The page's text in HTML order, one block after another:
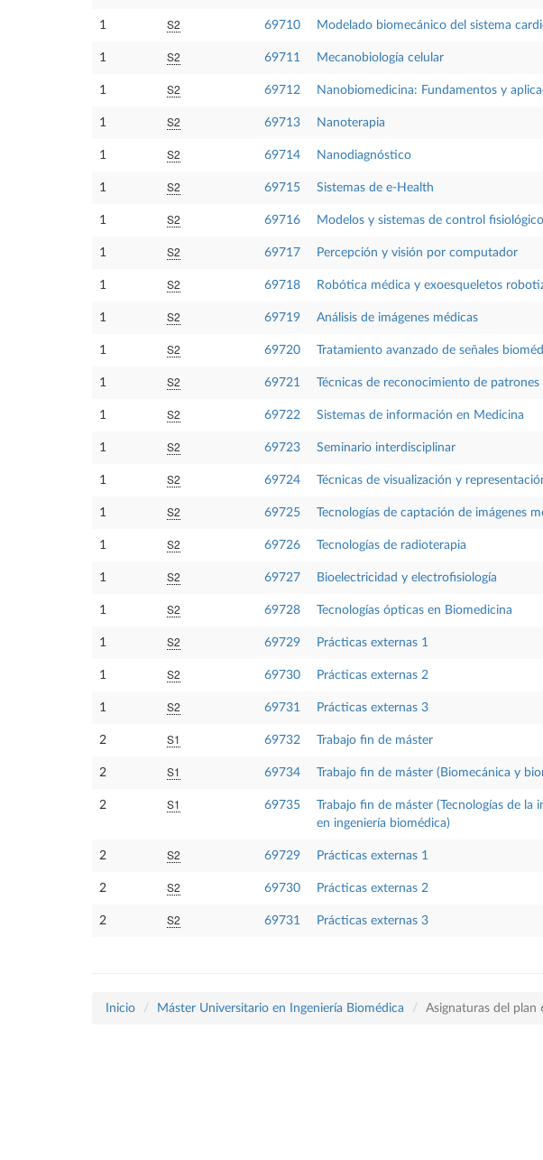
1 S2 69710 Modelado biomecánico del sistema
1 S2 69711 Mecanobiología celular
1 S2 69712 Nanobiomedicina: Fundamentos y
1 S2 69713 Nanoterapia
1 S2 69714 Nanodiagnóstico
1 S2 69715 Sistemas de e-Health
1 S2 69716 Modelos y sistemas de control fisiológico
1 S2 69717 Percepción y visión por computador
1 S2 69718 Robótica médica y exoesqueletos
1 S2 69719 Análisis de imágenes médicas
1 S2 69720 Tratamiento avanzado de señales
1 S2 69721 Técnicas de reconocimiento de patrones
1 S2 69722 Sistemas de información en Medicina
1 S2 69723 Seminario interdisciplinar
1 S2 69724 Técnicas de visualización y
1 S2 69725 Tecnologías de captación de imágenes
1 S2 69726 Tecnologías de radioterapia
1 S2 69727 Bioelectricidad y electrofisiología
1 S2 69728 Tecnologías ópticas en Biomedicina
1 S2 69729 Prácticas externas 1
1 S2 69730 Prácticas externas 2
1 S2 69731 Prácticas externas 3
2 S1 69732 Trabajo fin de máster
2 S1 69734 Trabajo fin de máster (Biomecánica y
2 S1 69735
Trabajo fin de máster (Tecnologías de
en ingeniería biomédica)
2 S2 69729 Prácticas externas 1
2 S2 69730 Prácticas externas 2
2 S2 69731 Prácticas externas 3
Inicio Máster Universitario en Ingeniería Biomédica Asignaturas del